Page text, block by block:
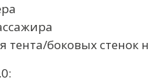
тента/боковых